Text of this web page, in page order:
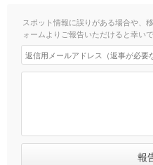
スポット情報に誤りがある場合や、
ォームよりご報告いただけると幸いで